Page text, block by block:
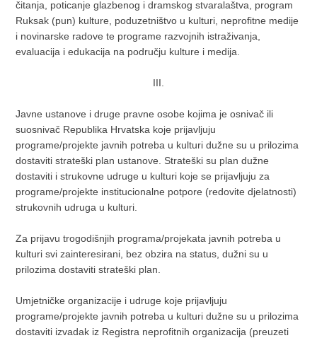
čitanja, poticanje glazbenog i dramskog stvaralaštva, program
Ruksak (pun) kulture, poduzetništvo u kulturi, neprofitne medije
i novinarske radove te programe razvojnih istraživanja,
evaluacija i edukacija na području kulture i medija.
III.
Javne ustanove i druge pravne osobe kojima je osnivač ili
suosnivač Republika Hrvatska koje prijavljuju
programe/projekte javnih potreba u kulturi dužne su u prilozima
dostaviti strateški plan ustanove. Strateški su plan dužne
dostaviti i strukovne udruge u kulturi koje se prijavljuju za
programe/projekte institucionalne potpore (redovite djelatnosti)
strukovnih udruga u kulturi.
Za prijavu trogodišnjih programa/projekata javnih potreba u
kulturi svi zainteresirani, bez obzira na status, dužni su u
prilozima dostaviti strateški plan.
Umjetničke organizacije i udruge koje prijavljuju
programe/projekte javnih potreba u kulturi dužne su u prilozima
dostaviti izvadak iz Registra neprofitnih organizacija (preuzeti